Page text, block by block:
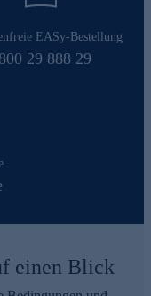
EASy-Bestellung
29 888 29
einen Blick